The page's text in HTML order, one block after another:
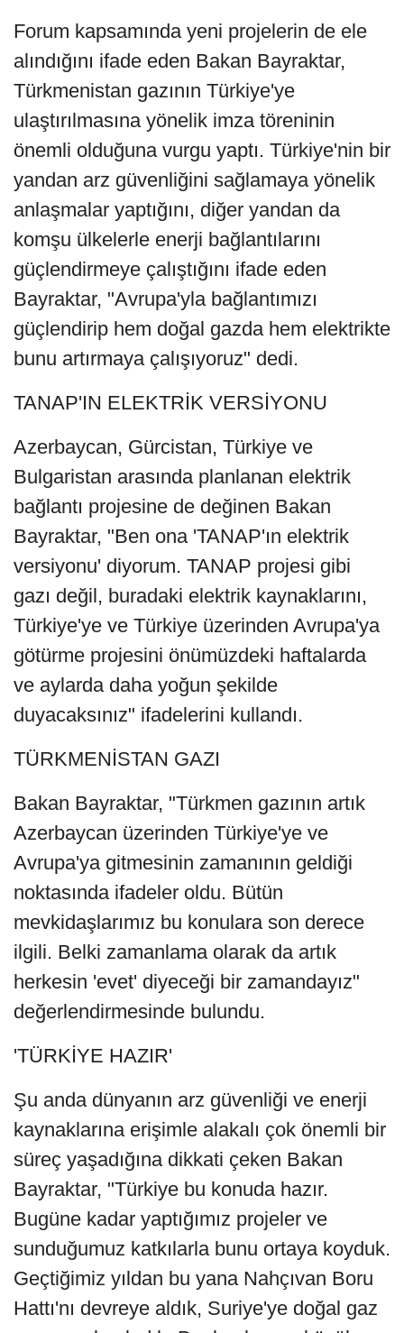
Forum kapsamında yeni projelerin de ele
alındığını ifade eden Bakan Bayraktar,
Türkmenistan gazının Türkiye'ye
ulaştırılmasına yönelik imza töreninin
önemli olduğuna vurgu yaptı. Türkiye'nin bir
yandan arz güvenliğini sağlamaya yönelik
anlaşmalar yaptığını, diğer yandan da
komşu ülkelerle enerji bağlantılarını
güçlendirmeye çalıştığını ifade eden
Bayraktar, "Avrupa'yla bağlantımızı
güçlendirip hem doğal gazda hem elektrikte
bunu artırmaya çalışıyoruz" dedi.
TANAP'IN ELEKTRİK VERSİYONU
Azerbaycan, Gürcistan, Türkiye ve
Bulgaristan arasında planlanan elektrik
bağlantı projesine de değinen Bakan
Bayraktar, "Ben ona 'TANAP'ın elektrik
versiyonu' diyorum. TANAP projesi gibi
gazı değil, buradaki elektrik kaynaklarını,
Türkiye'ye ve Türkiye üzerinden Avrupa'ya
götürme projesini önümüzdeki haftalarda
ve aylarda daha yoğun şekilde
duyacaksınız" ifadelerini kullandı.
TÜRKMENİSTAN GAZI
Bakan Bayraktar, "Türkmen gazının artık
Azerbaycan üzerinden Türkiye'ye ve
Avrupa'ya gitmesinin zamanının geldiği
noktasında ifadeler oldu. Bütün
mevkidaşlarımız bu konulara son derece
ilgili. Belki zamanlama olarak da artık
herkesin 'evet' diyeceği bir zamandayız"
değerlendirmesinde bulundu.
'TÜRKİYE HAZIR'
Şu anda dünyanın arz güvenliği ve enerji
kaynaklarına erişimle alakalı çok önemli bir
süreç yaşadığına dikkati çeken Bakan
Bayraktar, "Türkiye bu konuda hazır.
Bugüne kadar yaptığımız projeler ve
sunduğumuz katkılarla bunu ortaya koyduk.
Geçtiğimiz yıldan bu yana Nahçıvan Boru
Hattı'nı devreye aldık, Suriye'ye doğal gaz